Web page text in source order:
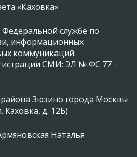
«Каховка»
службе по
информационных
коммуникаций.
СМИ: ЭЛ № ФС 77 -
Зюзино города Москвы
Каховка, д. 12Б)
Наталья